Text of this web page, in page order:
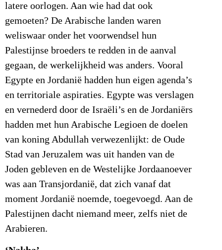
latere oorlogen. Aan wie had dat ook
gemoeten? De Arabische landen waren
weliswaar onder het voorwendsel hun
Palestijnse broeders te redden in de aanval
gegaan, de werkelijkheid was anders. Vooral
Egypte en Jordanië hadden hun eigen agenda’s
en territoriale aspiraties. Egypte was verslagen
en vernederd door de Israëli’s en de Jordaniërs
hadden met hun Arabische Legioen de doelen
van koning Abdullah verwezenlijkt: de Oude
Stad van Jeruzalem was uit handen van de
Joden gebleven en de Westelijke Jordaanoever
was aan Transjordanië, dat zich vanaf dat
moment Jordanië noemde, toegevoegd. Aan de
Palestijnen dacht niemand meer, zelfs niet de
Arabieren.